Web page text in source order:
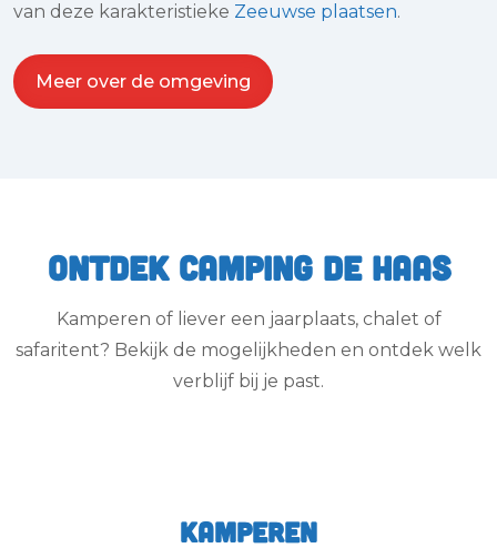
van deze karakteristieke Zeeuwse plaatsen.
Meer over de omgeving
Ontdek Camping de Haas
Kamperen of liever een jaarplaats, chalet of
safaritent? Bekijk de mogelijkheden en ontdek welk
verblijf bij je past.
Kamperen